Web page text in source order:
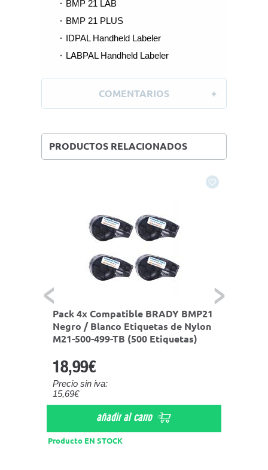
BMP 21 LAB
BMP 21 PLUS
IDPAL Handheld Labeler
LABPAL Handheld Labeler
COMENTARIOS
PRODUCTOS RELACIONADOS
Producto EN STOCK
Pack 4x Compatible BRADY BMP21
Negro / Blanco Etiquetas de Nylon
M21-500-499-TB (500 Etiquetas)
18,99€
Precio sin iva:
15,69€
añadir al carro